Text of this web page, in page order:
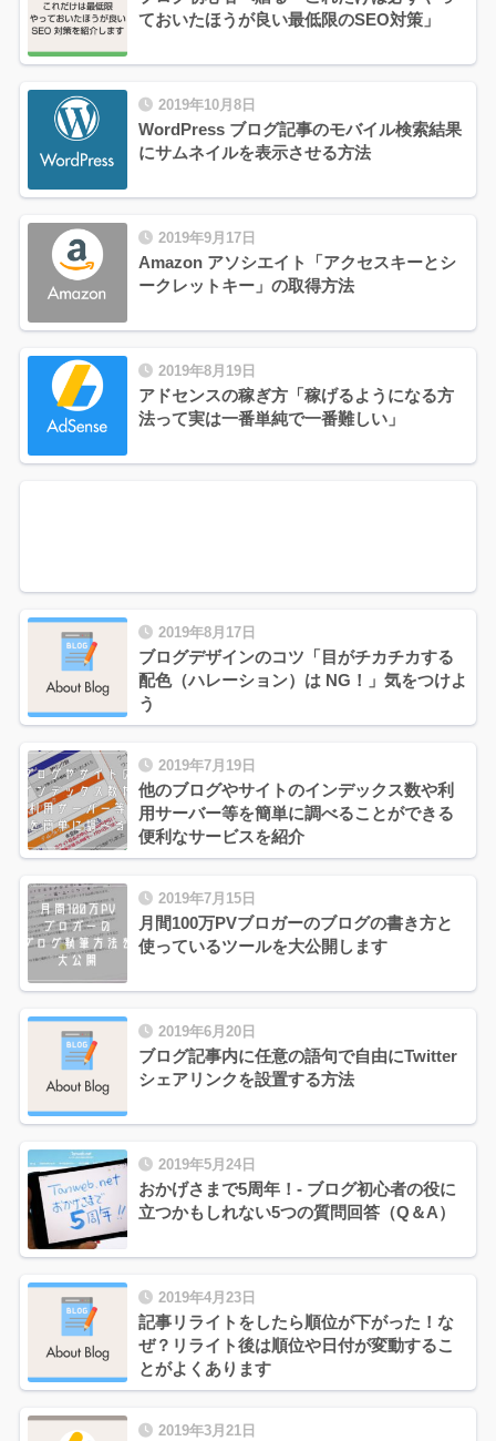
ておいたほうが良い最低限のSEO対策」
2019年10月8日
WordPress ブログ記事のモバイル検索結果
にサムネイルを表示させる方法
2019年9月17日
Amazon アソシエイト「アクセスキーとシ
ークレットキー」の取得方法
2019年8月19日
アドセンスの稼ぎ方「稼げるようになる方
法って実は一番単純で一番難しい」
2019年8月17日
ブログデザインのコツ「目がチカチカする
配色（ハレーション）は NG！」気をつけよ
う
2019年7月19日
他のブログやサイトのインデックス数や利
用サーバー等を簡単に調べることができる
便利なサービスを紹介
2019年7月15日
月間100万PVブロガーのブログの書き方と
使っているツールを大公開します
2019年6月20日
ブログ記事内に任意の語句で自由にTwitter
シェアリンクを設置する方法
2019年5月24日
おかげさまで5周年！- ブログ初心者の役に
立つかもしれない5つの質問回答（Q＆A）
2019年4月23日
記事リライトをしたら順位が下がった！な
ぜ？リライト後は順位や日付が変動するこ
とがよくあります
2019年3月21日